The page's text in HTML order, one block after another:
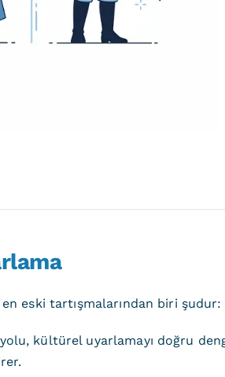
eski tartışmalarından biri şudur:
kültürel uyarlamayı doğru